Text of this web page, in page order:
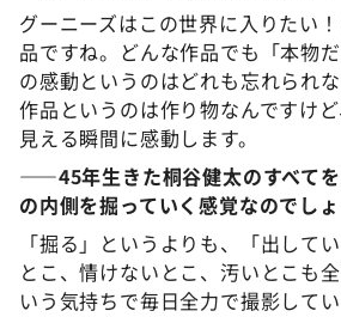
グーニーズはこの世界に入りたい
品ですね。どんな作品でも「本物
の感動というのはどれも忘れられ
作品というのは作り物なんですけ
見える瞬間に感動します。
――45年生きた桐谷健太のすべて
の内側を掘っていく感覚なのでしょ
「掘る」というよりも、「出して
とこ、情けないとこ、汚いとこも
いう気持ちで毎日全力で撮影してい